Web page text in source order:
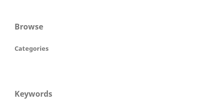
Browse
Categories
Keywords